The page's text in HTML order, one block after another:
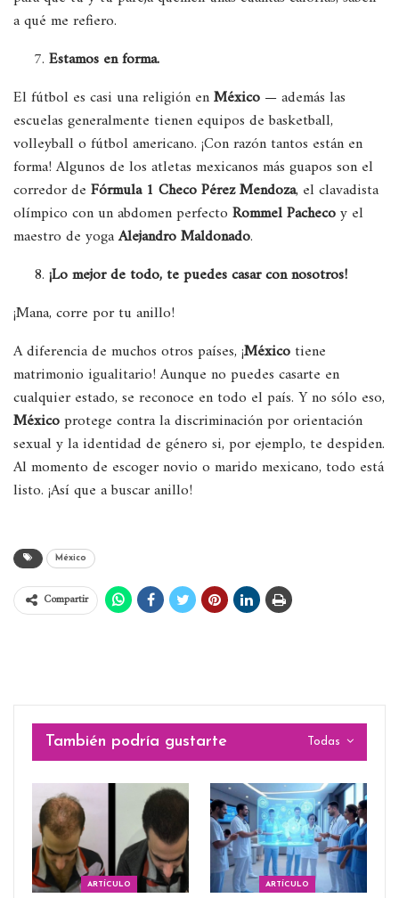
a qué me refiero.
Estamos en forma.
El fútbol es casi una religión enMéxico — además las
escuelas generalmente tienen equipos de basketball,
volleyball o fútbol americano. ¡Con razón tantos están en
forma! Algunos de los atletas mexicanos más guapos son el
corredor de Fórmula 1 Checo Pérez Mendoza, el clavadista
olímpico con un abdomen perfecto Rommel Pachecoy el
maestro de yogaAlejandro Maldonado.
¡Lo mejor de todo, te puedes casar con nosotros!
¡Mana, corre por tu anillo!
A diferencia de muchos otros países, ¡Méxicotiene
matrimonio igualitario! Aunque no puedes casarte en
cualquier estado, se reconoce en todo el país. Y no sólo eso,
Méxicoprotege contra la discriminación por orientación
sexual y la identidad de género si, por ejemplo, te despiden.
Al momento de escoger novio o marido mexicano, todo está
listo. ¡Así que a buscar anillo!
México
Compartir
Todas
También podría gustarte
ARTÍCULO ARTÍCULO